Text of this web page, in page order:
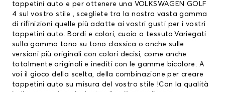
tappetini auto e per ottenere una VOLKSWAGEN GOLF
4 sul vostro stile , scegliete tra la nostra vasta gamma
di rifinizioni quelle più adatte ai vostri gusti per i vostri
tappetini auto. Bordi e colori, cuoio o tessuto.Variegati
sulla gamma tono su tono classica o anche sulle
versioni più originali con colori decisi, come anche
totalmente originali e inediti con le gamme bicolore. A
voi il gioco della scelta, della combinazione per creare
tappetini auto su misura del vostro stile !Con la qualità